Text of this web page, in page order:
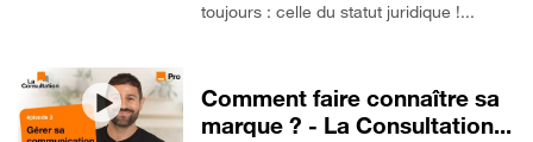
toujours : celle du statut juridique !...
Comment faire connaître sa
marque ? - La Consultation...